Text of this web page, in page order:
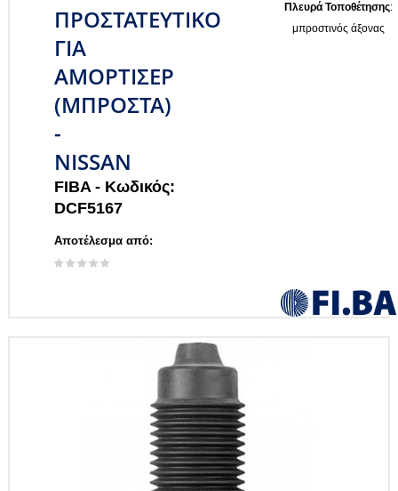
ΠΡΟΣΤΑΤΕΥΤΙΚΟ
ΓΙΑ
ΑΜΟΡΤΙΣΕΡ
(ΜΠΡΟΣΤΑ)
-
NISSAN
FIBA - Κωδικός:
DCF5167
Αποτέλεσμα από:
Πλευρά Τοποθέτησης:
μπροστινός άξονας